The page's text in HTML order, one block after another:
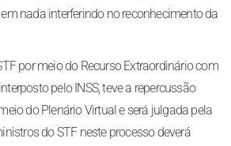
nada interferindo no reconhecimento da
por meio do Recurso Extraordinário com
pelo INSS, teve a repercussão
do Plenário Virtual e será julgada pela
do STF neste processo deverá